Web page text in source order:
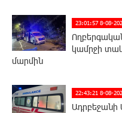
23:01:57 8-08-
կամրջի
մարմին
22:43:21 8-08-
Ադրբեջանի